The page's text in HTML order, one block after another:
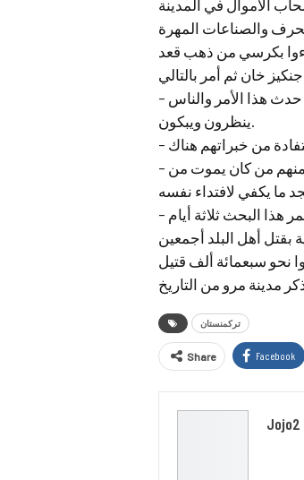
بكرسي من ذهب قعد
– أن يأتوا بأمير البلاد وبكبار القادة فيقتلوا جميعا أمام أهل البلد!! وبالفعل حدث هذا الأمر والناس
ينظرون ويبكون.
– إخراج الأغنياء وتعذبيهم؛ حتى يخبروا عن كل ما لهم، ففعلوا ذلك؛ ومنهم من كان يموت من
تركمنستان
Share Facebook
Jojo2